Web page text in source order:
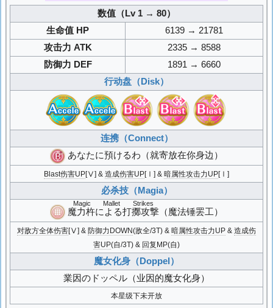
数值（Lv 1 → 80）
生命值 HP
6139 → 21781
攻击力 ATK
2335 → 8588
防御力 DEF
1891 → 6660
行动盘（Disk）
连携（Connect）
あなたに預けるわ （就寄放在你身边）
Blast伤害UP[Ⅴ] & 造成伤害UP[Ⅰ] & 暗属性攻击力UP[Ⅰ]
必杀技（Magia）
魔力杵による打擲攻撃
Magic Mallet Strikes
（魔法锤罢工）
对敌方全体伤害[Ⅴ] & 防御力DOWN(敌全/3T) & 暗属性攻击力UP & 造成伤
害UP(自/3T) & 回复MP(自)
魔女化身（Doppel）
業因のドッペル （业因的魔女化身）
本星级下未开放